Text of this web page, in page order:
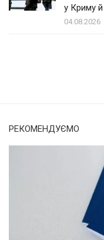
у Криму й
04.08.2026
РЕКОМЕНДУЄМО